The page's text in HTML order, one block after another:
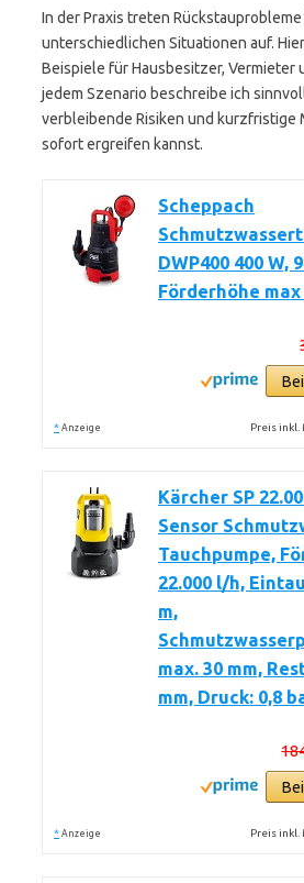
In der Praxis treten
unterschiedlichen Situationen auf.
Beispiele für Hausbesitzer, Vermieter
jedem Szenario beschreibe ich
verbleibende Risiken und kurzfristige
sofort ergreifen kannst.
Scheppach
DWP400 400 W,
Förderhöhe max
* Anzeige Preis inkl.
Kärcher SP
Sensor
Tauchpumpe,
22.000 l/h,
m,
max. 30 mm,
mm, Druck: 0,8
* Anzeige Preis inkl.